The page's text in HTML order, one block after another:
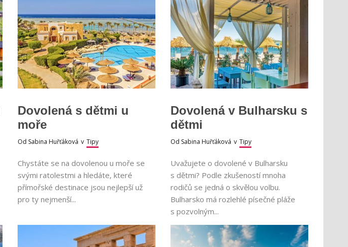
Dovolená s dětmi u
moře
Od Sabina Huřťáková v Tipy
Chystáte se na dovolenou u moře se
svými ratolestmi a hledáte, které
přímořské destinace jsou nejlepší už
pro ty nejmenší...
Dovolená v Bulharsku s
dětmi
Od Sabina Huřťáková v Tipy
Uvažujete o dovolené v Bulharsku
s dětmi? Podle zkušeností mnoha
rodičů se jedná o skvělou volbu.
Bulharsko má rozlehlé písečné pláže
s pozvolným...